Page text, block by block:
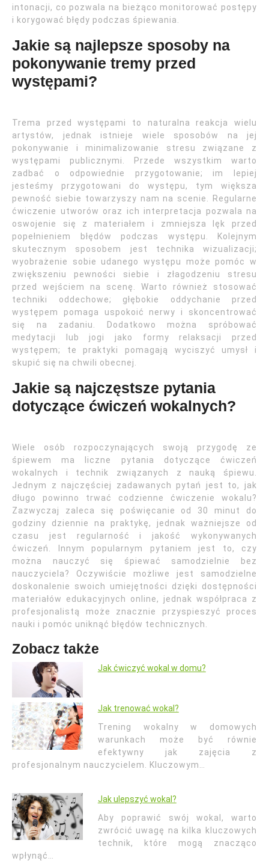
intonacji, co pozwala na bieżąco monitorować postępy
i korygować błędy podczas śpiewania.
Jakie są najlepsze sposoby na
pokonywanie tremy przed
występami?
Trema przed występami to naturalna reakcja wielu
artystów, jednak istnieje wiele sposobów na jej
pokonywanie i minimalizowanie stresu związane z
występami publicznymi. Przede wszystkim warto
zadbać o odpowiednie przygotowanie; im lepiej
jesteśmy przygotowani do występu, tym większa
pewność siebie towarzyszy nam na scenie. Regularne
ćwiczenie utworów oraz ich interpretacja pozwala na
oswojenie się z materiałem i zmniejsza lęk przed
popełnieniem błędów podczas występu. Kolejnym
skutecznym sposobem jest technika wizualizacji;
wyobrażenie sobie udanego występu może pomóc w
zwiększeniu pewności siebie i złagodzeniu stresu
przed wejściem na scenę. Warto również stosować
techniki oddechowe; głębokie oddychanie przed
występem pomaga uspokoić nerwy i skoncentrować
się na zadaniu. Dodatkowo można spróbować
medytacji lub jogi jako formy relaksacji przed
występem; te praktyki pomagają wyciszyć umysł i
skupić się na chwili obecnej.
Jakie są najczęstsze pytania
dotyczące ćwiczeń wokalnych?
Wiele osób rozpoczynających swoją przygodę ze
śpiewem ma liczne pytania dotyczące ćwiczeń
wokalnych i technik związanych z nauką śpiewu.
Jednym z najczęściej zadawanych pytań jest to, jak
długo powinno trwać codzienne ćwiczenie wokalu?
Zazwyczaj zaleca się poświęcanie od 30 minut do
godziny dziennie na praktykę, jednak ważniejsze od
czasu jest regularność i jakość wykonywanych
ćwiczeń. Innym popularnym pytaniem jest to, czy
można nauczyć się śpiewać samodzielnie bez
nauczyciela? Oczywiście możliwe jest samodzielne
doskonalenie swoich umiejętności dzięki dostępności
materiałów edukacyjnych online, jednak współpraca z
profesjonalistą może znacznie przyspieszyć proces
nauki i pomóc uniknąć błędów technicznych.
Zobacz także
Jak ćwiczyć wokal w domu?
Jak trenować wokal?
Trening wokalny w domowych
warunkach może być równie
efektywny jak zajęcia z
profesjonalnym nauczycielem. Kluczowym…
Jak ulepszyć wokal?
Aby poprawić swój wokal, warto
zwrócić uwagę na kilka kluczowych
technik, które mogą znacząco
wpłynąć…